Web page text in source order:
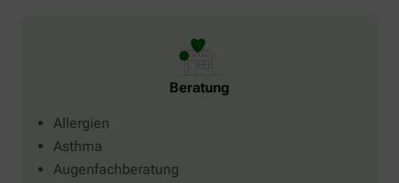
Beratung
Allergien
Asthma
Augenfachberatung